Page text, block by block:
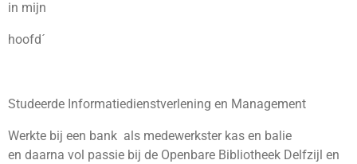
in mijn
hoofd´
Studeerde Informatiedienstverlening en Management
Werkte bij een bank als medewerkster kas en balie
en daarna vol passie bij de Openbare Bibliotheek Delfzijl en